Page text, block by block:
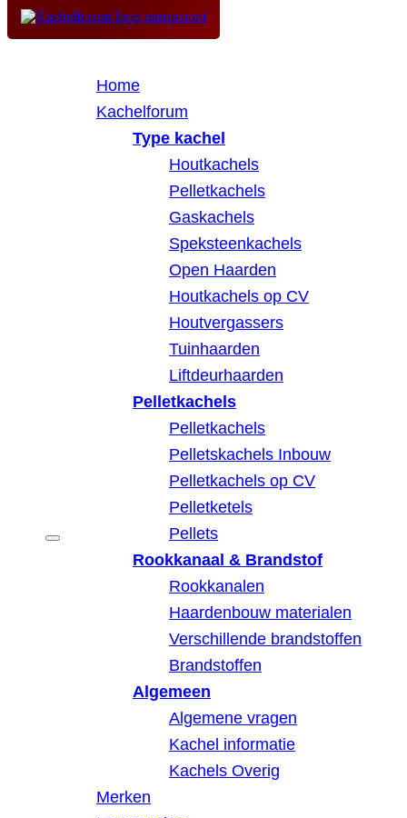
Home
Kachelforum
Type kachel
Houtkachels
Pelletkachels
Gaskachels
Speksteenkachels
Open Haarden
Houtkachels op CV
Houtvergassers
Tuinhaarden
Liftdeurhaarden
Pelletkachels
Pelletkachels
Pelletskachels Inbouw
Pelletkachels op CV
Pelletketels
Pellets
Rookkanaal & Brandstof
Rookkanalen
Haardenbouw materialen
Verschillende brandstoffen
Brandstoffen
Algemeen
Algemene vragen
Kachel informatie
Kachels Overig
Merken